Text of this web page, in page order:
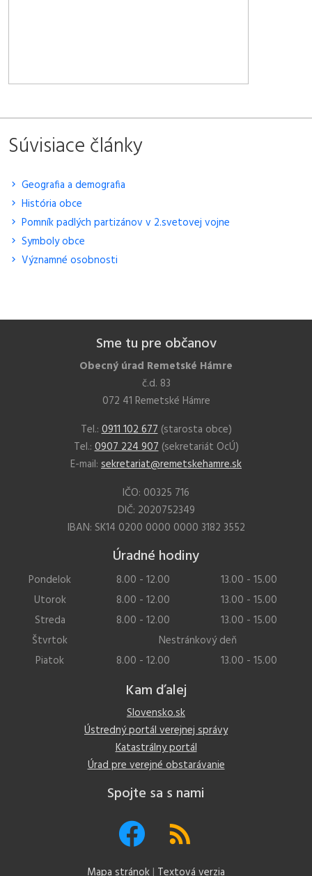
Súvisiace články
Geografia a demografia
História obce
Pomník padlých partizánov v 2.svetovej vojne
Symboly obce
Významné osobnosti
Sme tu pre občanov
Obecný úrad Remetské Hámre
č.d. 83
072 41 Remetské Hámre
Tel.:0911 102 677(starosta obce)
Tel.:0907 224 907(sekretariát OcÚ)
E-mail: sekretariat@remetskehamre.sk
IČO: 00325 716
DIČ: 2020752349
IBAN: SK14 0200 0000 0000 3182 3552
Úradné hodiny
Pondelok 8.00 - 12.00
13.00 - 15.00
Utorok
8.00 - 12.00
13.00 - 15.00
Streda
8.00 - 12.00
13.00 - 15.00
Štvrtok
Nestránkový deň
Piatok
8.00 - 12.00 13.00 - 15.00
Kam ďalej
Slovensko.sk
Ústredný portál verejnej správy
Katastrálny portál
Úrad pre verejné obstarávanie
Spojte sa s nami